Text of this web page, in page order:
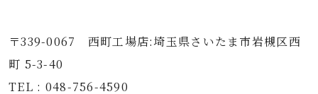
〒339-0067 西町工場店:埼玉県さいたま市岩槻区西
町 5-3-40
TEL : 048-756-4590